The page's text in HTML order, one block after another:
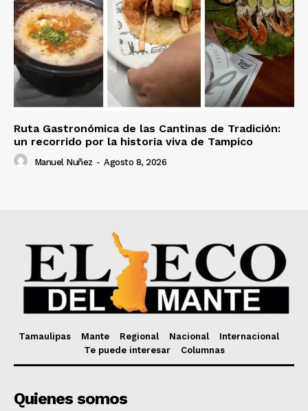
Ruta Gastronómica de las Cantinas de Tradición:
un recorrido por la historia viva de Tampico
Manuel Nuñez - Agosto 8, 2026
Tamaulipas Mante Regional Nacional
Internacional
Te puede interesar
Columnas
Quienes somos